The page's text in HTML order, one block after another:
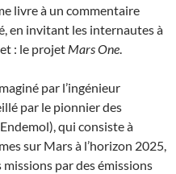
livre à un commentaire
en invitant les internautes à
: le projet Mars One
par l’ingénieur
par le pionnier des
qui consiste à
sur Mars à l’horizon 2025,
par des émissions